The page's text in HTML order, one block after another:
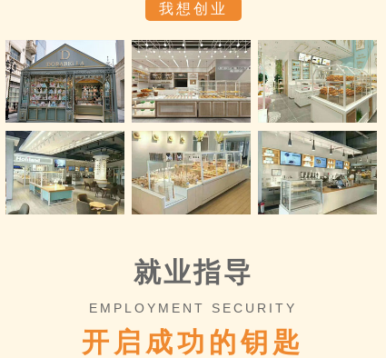
我想创业
就业指导
EMPLOYMENT SECURITY
开启成功的钥匙